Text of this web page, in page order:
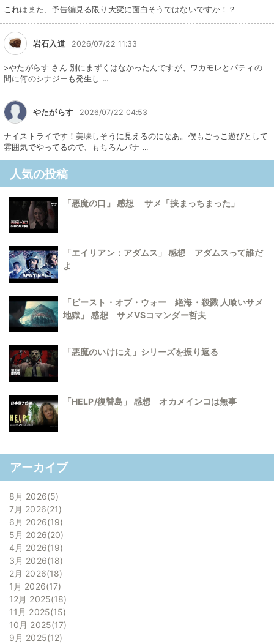
これはまた、予告編見る限り大変に面白そうではないですか！？
岩石入道 2026/07/22 11:33
>やたがらす さん 別にまずくはなかったんですが、ワカモレとパティの
間に何のシナジーも発生し ...
やたがらす 2026/07/22 04:53
ナイストライです！美味しそうに見えるのになあ。僕もごっこ遊びとして
雰囲気でやってるので、もちろんバナ ...
人気の投稿
「悪魔の口」 感想 サメ「挟まっちまった」
「エイリアン：アダムス」 感想 アダムスって誰だ
よ
「ビースト・オブ・ウォー 絶海・殺戮 人喰いサメ
地獄」 感想 サメVSコマンダー哲夫
「悪魔のいけにえ」シリーズを振り返る
「HELP/復讐島」 感想 オカメインコは無事
アーカイブ
8月 2026 5
7月 2026 21
6月 2026 19
5月 2026 20
4月 2026 19
3月 2026 18
2月 2026 18
1月 2026 17
12月 2025 18
11月 2025 15
10月 2025 17
9月 2025 12